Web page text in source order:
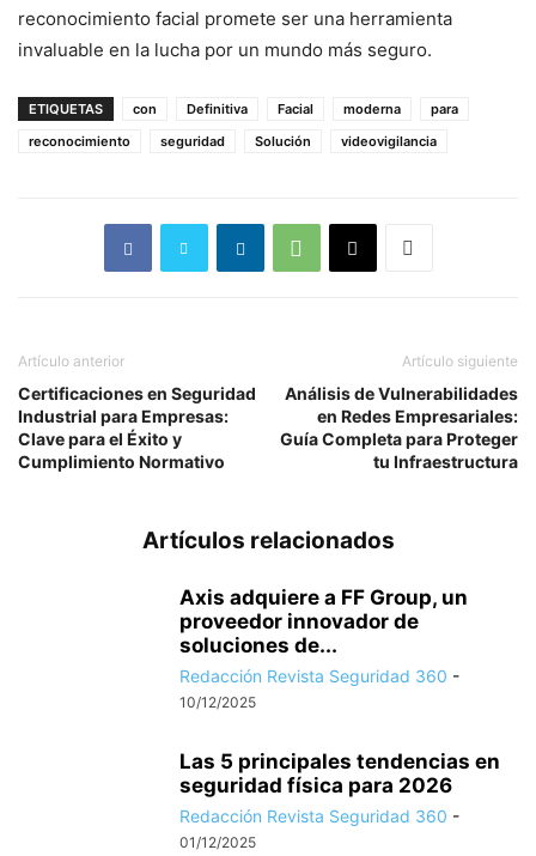
reconocimiento facial promete ser una herramienta
invaluable en la lucha por un mundo más seguro.
ETIQUETAS con Definitiva Facial moderna
para
reconocimiento
seguridad Solución videovigilancia
Artículo anterior
Certificaciones en Seguridad
Industrial para Empresas:
Clave para el Éxito y
Cumplimiento Normativo
Artículo siguiente
Análisis de Vulnerabilidades
en Redes Empresariales:
Guía Completa para Proteger
tu Infraestructura
Artículos relacionados
Axis adquiere a FF Group, un
proveedor innovador de
soluciones de...
Redacción Revista Seguridad 360 -
10/12/2025
Las 5 principales tendencias en
seguridad física para 2026
Redacción Revista Seguridad 360 -
01/12/2025